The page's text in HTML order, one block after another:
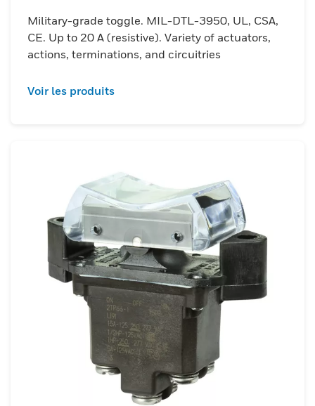
Military-grade toggle. MIL-DTL-3950, UL, CSA,
CE. Up to 20 A (resistive). Variety of actuators,
actions, terminations, and circuitries
Voir les produits